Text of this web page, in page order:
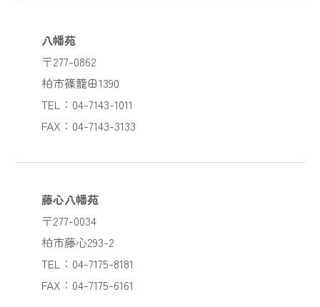
八幡苑
〒277-0862
柏市篠籠田1390
TEL：04-7143-1011
FAX：04-7143-3133
藤心八幡苑
〒277-0034
柏市藤心293-2
TEL：04-7175-8181
FAX：04-7175-6161